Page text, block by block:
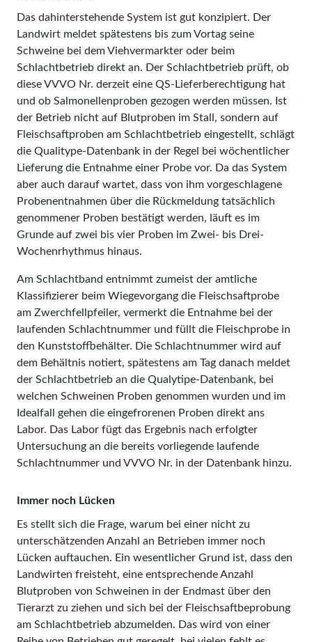
Das dahinterstehende System ist gut konzipiert. Der
Landwirt meldet spätestens bis zum Vortag seine
Schweine bei dem Viehvermarkter oder beim
Schlachtbetrieb direkt an. Der Schlachtbetrieb prüft, ob
diese VVVO Nr. derzeit eine QS-Lieferberechtigung hat
und ob Salmonellenproben gezogen werden müssen. Ist
der Betrieb nicht auf Blutproben im Stall, sondern auf
Fleischsaftproben am Schlachtbetrieb eingestellt, schlägt
die Qualitype-Datenbank in der Regel bei wöchentlicher
Lieferung die Entnahme einer Probe vor. Da das System
aber auch darauf wartet, dass von ihm vorgeschlagene
Probenentnahmen über die Rückmeldung tatsächlich
genommener Proben bestätigt werden, läuft es im
Grunde auf zwei bis vier Proben im Zwei- bis Drei-
Wochenrhythmus hinaus.
Am Schlachtband entnimmt zumeist der amtliche
Klassifizierer beim Wiegevorgang die Fleischsaftprobe
am Zwerchfellpfeiler, vermerkt die Entnahme bei der
laufenden Schlachtnummer und füllt die Fleischprobe in
den Kunststoffbehälter. Die Schlachtnummer wird auf
dem Behältnis notiert, spätestens am Tag danach meldet
der Schlachtbetrieb an die Qualytipe-Datenbank, bei
welchen Schweinen Proben genommen wurden und im
Idealfall gehen die eingefrorenen Proben direkt ans
Labor. Das Labor fügt das Ergebnis nach erfolgter
Untersuchung an die bereits vorliegende laufende
Schlachtnummer und VVVO Nr. in der Datenbank hinzu.
Immer noch Lücken
Es stellt sich die Frage, warum bei einer nicht zu
unterschätzenden Anzahl an Betrieben immer noch
Lücken auftauchen. Ein wesentlicher Grund ist, dass den
Landwirten freisteht, eine entsprechende Anzahl
Blutproben von Schweinen in der Endmast über den
Tierarzt zu ziehen und sich bei der Fleischsaftbeprobung
am Schlachtbetrieb abzumelden. Das wird von einer